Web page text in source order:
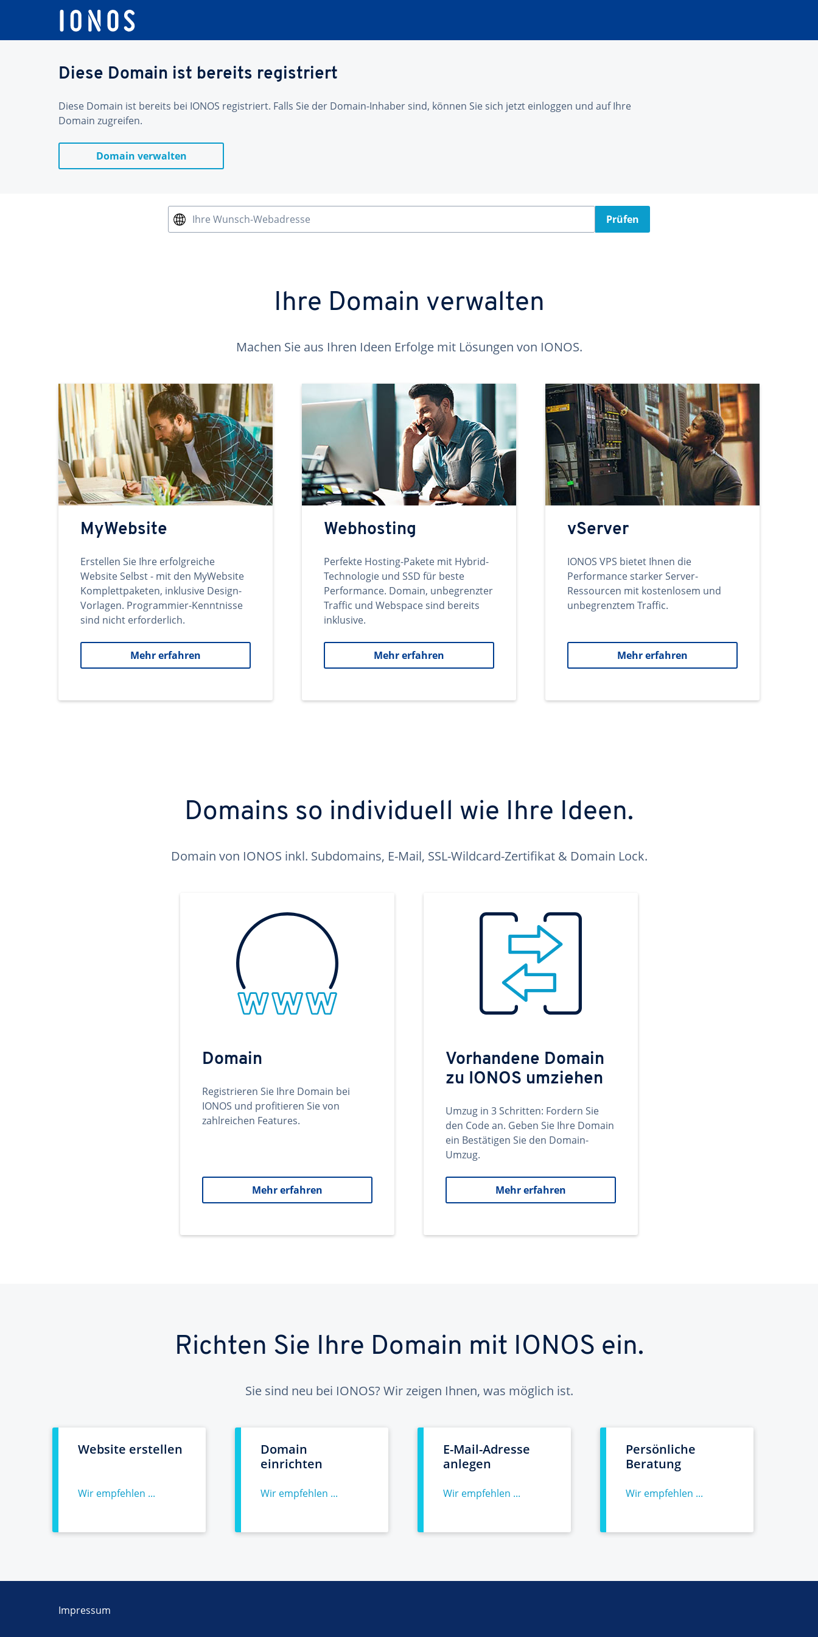
Diese Domain ist bereits registriert
Diese Domain ist bereits bei IONOS registriert. Falls Sie der Domain-Inhaber sind, können Sie sich jetzt einloggen und auf Ihre
Domain zugreifen.
Domain verwalten
Ihre Wunsch-Webadresse Prüfen
Ihre Domain verwalten
Machen Sie aus Ihren Ideen Erfolge mit Lösungen von IONOS.
MyWebsite
Erstellen Sie Ihre erfolgreiche
Website Selbst - mit den MyWebsite
Komplettpaketen, inklusive Design-
Vorlagen. Programmier-Kenntnisse
sind nicht erforderlich.
Mehr erfahren
Webhosting
Perfekte Hosting-Pakete mit Hybrid-
Technologie und SSD für beste
Performance. Domain, unbegrenzter
Traffic und Webspace sind bereits
inklusive.
Mehr erfahren
vServer
IONOS VPS bietet Ihnen die
Performance starker Server-
Ressourcen mit kostenlosem und
unbegrenztem Traffic.
Mehr erfahren
Domains so individuell wie Ihre Ideen.
Domain von IONOS inkl. Subdomains, E-Mail, SSL-Wildcard-Zertifikat & Domain Lock.
Domain
Registrieren Sie Ihre Domain bei
IONOS und profitieren Sie von
zahlreichen Features.
Mehr erfahren
Vorhandene Domain
zu IONOS umziehen
Umzug in 3 Schritten: Fordern Sie
den Code an. Geben Sie Ihre Domain
ein Bestätigen Sie den Domain-
Umzug.
Mehr erfahren
Richten Sie Ihre Domain mit IONOS ein.
Sie sind neu bei IONOS? Wir zeigen Ihnen, was möglich ist.
Website erstellen
Wir empfehlen ...
Domain
einrichten
Wir empfehlen ...
E-Mail-Adresse
anlegen
Wir empfehlen ...
Persönliche
Beratung
Wir empfehlen ...
Impressum